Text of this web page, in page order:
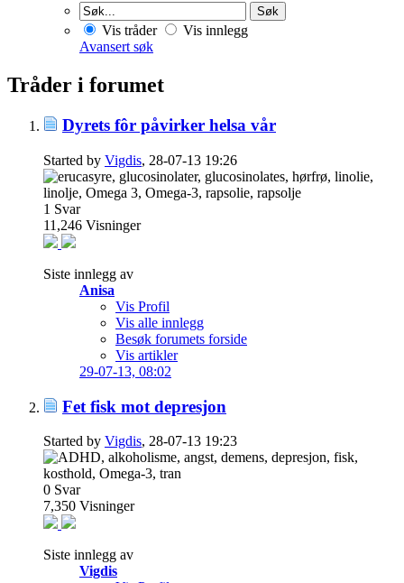
Vis tråder
Vis innlegg
Avansert søk
Tråder i forumet
Dyrets fôr påvirker helsa vår
Started by Vigdis, 28-07-13 19:26
1 Svar
11,246 Visninger
Siste innlegg av
Anisa
Vis Profil
Vis alle innlegg
Besøk forumets forside
Vis artikler
29-07-13, 08:02
Fet fisk mot depresjon
Started by Vigdis, 28-07-13 19:23
0 Svar
7,350 Visninger
Siste innlegg av
Vigdis